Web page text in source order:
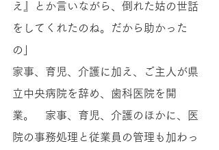
え』とか言いながら、倒れた姑の世話
をしてくれたのね。だから助かった
の」
家事、育児、介護に加え、ご主人が県
立中央病院を辞め、歯科医院を開
業。　家事、育児、介護のほかに、医
院の事務処理と従業員の管理も加わっ